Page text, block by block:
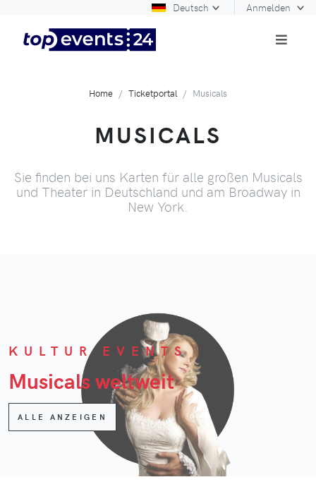
Deutsch Anmelden
Home Ticketportal Musicals
MUSICALS
Sie finden bei uns Karten für alle großen Musicals
und Theater in Deutschland und am Broadway in
New York.
KULTUR EVENTS
Musicals weltweit
ALLE ANZEIGEN